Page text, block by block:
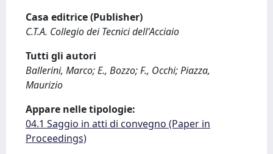
Casa editrice (Publisher)
C.T.A. Collegio dei Tecnici dell'Acciaio
Tutti gli autori
Ballerini, Marco; E., Bozzo; F., Occhi; Piazza,
Maurizio
Appare nelle tipologie:
04.1 Saggio in atti di convegno (Paper in
Proceedings)